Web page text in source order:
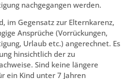
nachgegangen werden.
im Gegensatz zur Elternkarenz,
Ansprüche (Vorrückungen,
Urlaub etc.) angerechnet. Es
hinsichtlich der zu
Sind keine längere
ein Kind unter 7 Jahren